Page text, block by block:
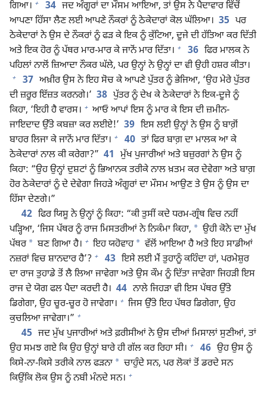
ਗਿਆ। + 34 ਜਦ ਅੰਗੂਰਾਂ ਦਾ ਮੌਸਮ ਆਇਆ, ਤਾਂ ਉਸ ਨੇ ਪੈਦਾਵਾਰ ਵਿੱਚੋਂ
ਆਪਣਾ ਹਿੱਸਾ ਲੈਣ ਲਈ ਆਪਣੇ ਨੌਕਰਾਂ ਨੂੰ ਠੇਕੇਦਾਰਾਂ ਕੋਲ ਘੱਲਿਆ। 35 ਪਰ
ਠੇਕੇਦਾਰਾਂ ਨੇ ਉਸ ਦੇ ਨੌਕਰਾਂ ਨੂੰ ਫੜ ਕੇ ਇਕ ਨੂੰ ਕੁੱਟਿਆ, ਦੂਜੇ ਦੀ ਹੱਤਿਆ ਕਰ ਦਿੱਤੀ
ਅਤੇ ਇਕ ਹੋਰ ਨੂੰ ਪੱਥਰ ਮਾਰ-ਮਾਰ ਕੇ ਜਾਨੋਂ ਮਾਰ ਦਿੱਤਾ। + 36 ਫਿਰ ਮਾਲਕ ਨੇ
ਪਹਿਲਾਂ ਨਾਲੋਂ ਜ਼ਿਆਦਾ ਨੌਕਰ ਘੱਲੇ, ਪਰ ਉਨ੍ਹਾਂ ਨੇ ਉਨ੍ਹਾਂ ਦਾ ਵੀ ਉਹੀ ਹਸ਼ਰ ਕੀਤਾ।
+ 37 ਅਖ਼ੀਰ ਉਸ ਨੇ ਇਹ ਸੋਚ ਕੇ ਆਪਣੇ ਪੁੱਤਰ ਨੂੰ ਭੇਜਿਆ, ‘ਉਹ ਮੇਰੇ ਪੁੱਤਰ
ਦੀ ਜ਼ਰੂਰ ਇੱਜ਼ਤ ਕਰਨਗੇ।’ 38 ਪੁੱਤਰ ਨੂੰ ਦੇਖ ਕੇ ਠੇਕੇਦਾਰਾਂ ਨੇ ਇਕ-ਦੂਜੇ ਨੂੰ
ਕਿਹਾ, ‘ਇਹੀ ਹੈ ਵਾਰਸ। + ਆਓ ਆਪਾਂ ਇਸ ਨੂੰ ਮਾਰ ਕੇ ਇਸ ਦੀ ਜ਼ਮੀਨ-
ਜਾਇਦਾਦ ਉੱਤੇ ਕਬਜ਼ਾ ਕਰ ਲਈਏ!’ 39 ਇਸ ਲਈ ਉਨ੍ਹਾਂ ਨੇ ਉਸ ਨੂੰ ਬਾਗ਼ੋਂ
ਬਾਹਰ ਲਿਜਾ ਕੇ ਜਾਨੋਂ ਮਾਰ ਦਿੱਤਾ। + 40 ਤਾਂ ਫਿਰ ਬਾਗ਼ ਦਾ ਮਾਲਕ ਆ ਕੇ
ਠੇਕੇਦਾਰਾਂ ਨਾਲ ਕੀ ਕਰੇਗਾ?” 41 ਮੁੱਖ ਪੁਜਾਰੀਆਂ ਅਤੇ ਬਜ਼ੁਰਗਾਂ ਨੇ ਉਸ ਨੂੰ
ਕਿਹਾ: “ਉਹ ਉਨ੍ਹਾਂ ਦੁਸ਼ਟਾਂ ਨੂੰ ਭਿਆਨਕ ਤਰੀਕੇ ਨਾਲ ਖ਼ਤਮ ਕਰ ਦੇਵੇਗਾ ਅਤੇ ਬਾਗ਼
ਹੋਰ ਠੇਕੇਦਾਰਾਂ ਨੂੰ ਦੇ ਦੇਵੇਗਾ ਜਿਹੜੇ ਅੰਗੂਰਾਂ ਦਾ ਮੌਸਮ ਆਉਣ ਤੇ ਉਸ ਨੂੰ ਉਸ ਦਾ
ਹਿੱਸਾ ਦੇਣਗੇ।”
42 ਫਿਰ ਯਿਸੂ ਨੇ ਉਨ੍ਹਾਂ ਨੂੰ ਕਿਹਾ: “ਕੀ ਤੁਸੀਂ ਕਦੇ ਧਰਮ-ਗ੍ਰੰਥ ਵਿਚ ਨਹੀਂ
ਪੜ੍ਹਿਆ, ‘ਜਿਸ ਪੱਥਰ ਨੂੰ ਰਾਜ ਮਿਸਤਰੀਆਂ ਨੇ ਨਿਕੰਮਾ ਕਿਹਾ, * ਉਹੀ ਕੋਨੇ ਦਾ ਮੁੱਖ
ਪੱਥਰ * ਬਣ ਗਿਆ ਹੈ। + ਇਹ ਯਹੋਵਾਹ * ਵੱਲੋਂ ਆਇਆ ਹੈ ਅਤੇ ਇਹ ਸਾਡੀਆਂ
ਨਜ਼ਰਾਂ ਵਿਚ ਸ਼ਾਨਦਾਰ ਹੈ’? + 43 ਇਸੇ ਲਈ ਮੈਂ ਤੁਹਾਨੂੰ ਕਹਿੰਦਾ ਹਾਂ, ਪਰਮੇਸ਼ੁਰ
ਦਾ ਰਾਜ ਤੁਹਾਡੇ ਤੋਂ ਲੈ ਲਿਆ ਜਾਵੇਗਾ ਅਤੇ ਉਸ ਕੌਮ ਨੂੰ ਦਿੱਤਾ ਜਾਵੇਗਾ ਜਿਹੜੀ ਇਸ
ਰਾਜ ਦੇ ਯੋਗ ਫਲ ਪੈਦਾ ਕਰਦੀ ਹੈ। 44 ਨਾਲੇ ਜਿਹੜਾ ਵੀ ਇਸ ਪੱਥਰ ਉੱਤੇ
ਡਿਗੇਗਾ, ਉਹ ਚੂਰ-ਚੂਰ ਹੋ ਜਾਵੇਗਾ। + ਜਿਸ ਉੱਤੇ ਇਹ ਪੱਥਰ ਡਿਗੇਗਾ, ਉਹ
ਕੁਚਲਿਆ ਜਾਵੇਗਾ।” +
45 ਜਦ ਮੁੱਖ ਪੁਜਾਰੀਆਂ ਅਤੇ ਫ਼ਰੀਸੀਆਂ ਨੇ ਉਸ ਦੀਆਂ ਮਿਸਾਲਾਂ ਸੁਣੀਆਂ, ਤਾਂ
ਉਹ ਸਮਝ ਗਏ ਕਿ ਉਹ ਉਨ੍ਹਾਂ ਬਾਰੇ ਹੀ ਗੱਲ ਕਰ ਰਿਹਾ ਸੀ। + 46 ਉਹ ਉਸ ਨੂੰ
ਕਿਸੇ-ਨਾ-ਕਿਸੇ ਤਰੀਕੇ ਨਾਲ ਫੜਨਾ * ਚਾਹੁੰਦੇ ਸਨ, ਪਰ ਲੋਕਾਂ ਤੋਂ ਡਰਦੇ ਸਨ
ਕਿਉਂਕਿ ਲੋਕ ਉਸ ਨੂੰ ਨਬੀ ਮੰਨਦੇ ਸਨ। +